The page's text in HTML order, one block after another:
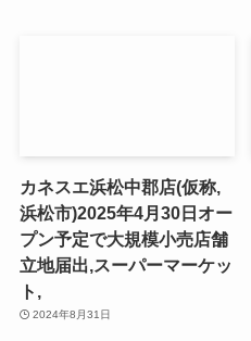
カネスエ浜松中郡店(仮称,
浜松市)2025年4月30日オー
プン予定で大規模小売店舗
立地届出,スーパーマーケッ
ト,
2024年8月31日